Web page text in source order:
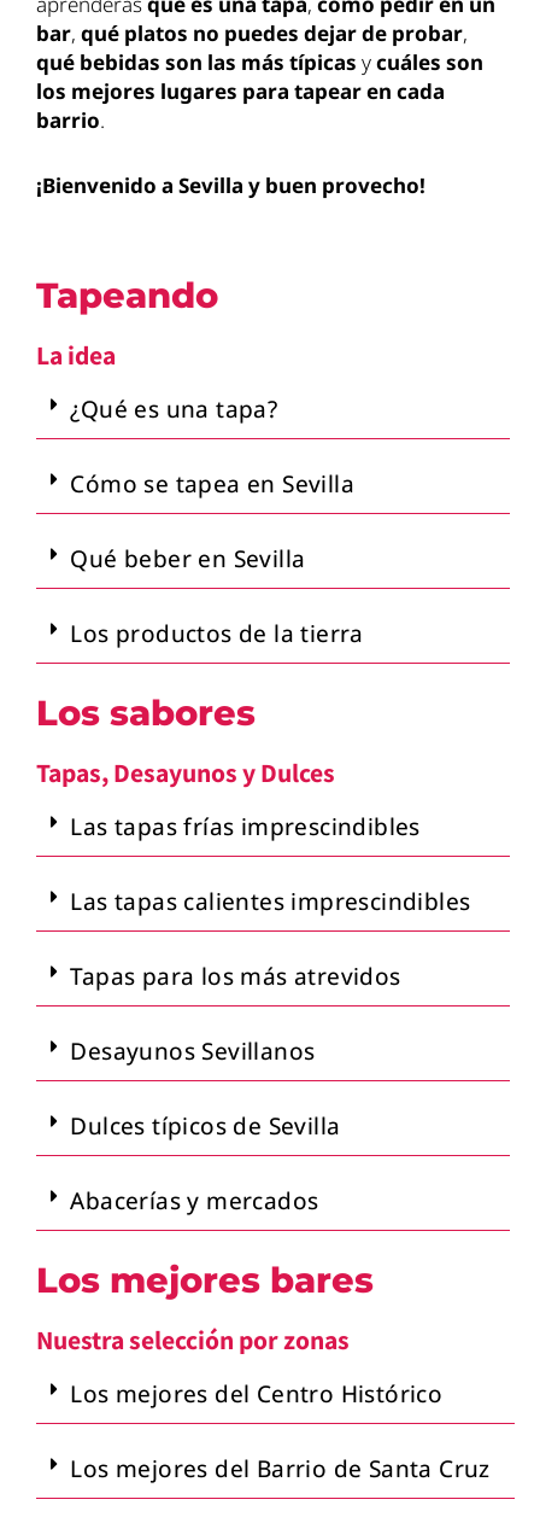
bar, qué platos no puedes dejar de probar,
qué bebidas son las más típicas ycuáles son
los mejores lugares para tapear en cada
barrio.
¡Bienvenido a Sevilla y buen provecho!
Tapeando
La idea
¿Qué es una tapa?
Cómo se tapea en Sevilla
Qué beber en Sevilla
Los productos de la tierra
Los sabores
Tapas, Desayunos y Dulces
Las tapas frías imprescindibles
Las tapas calientes imprescindibles
Tapas para los más atrevidos
Desayunos Sevillanos
Dulces típicos de Sevilla
Abacerías y mercados
Los mejores bares
Nuestra selección por zonas
Los mejores del Centro Histórico
Los mejores del Barrio de Santa Cruz